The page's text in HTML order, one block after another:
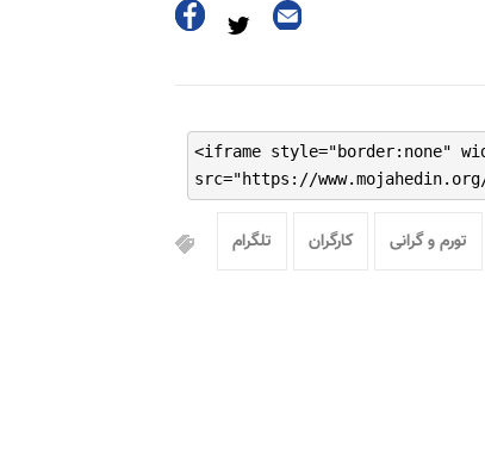
<iframe style="border:none"
src="https://
تورم و گرانی کارگران تلگرام